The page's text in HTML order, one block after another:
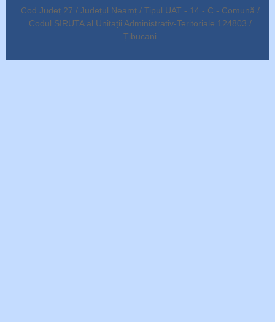
Cod Județ 27 / Județul Neamț / Tipul UAT - 14 - C - Comună /
Codul SIRUTA al Unitații Administrativ-Teritoriale 124803 /
Țibucani